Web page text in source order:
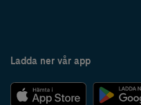
Ladda ner vår app